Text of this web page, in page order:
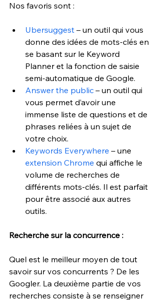
Nos favoris sont :
Ubersuggest – un outil qui vous
donne des idées de mots-clés en
se basant sur le Keyword
Planner et la fonction de saisie
semi-automatique de Google.
Answer the public – un outil qui
vous permet d’avoir une
immense liste de questions et de
phrases reliées à un sujet de
votre choix.
Keywords Everywhere – une
extension Chrome qui affiche le
volume de recherches de
différents mots-clés. Il est parfait
pour être associé aux autres
outils.
Recherche sur la concurrence :
Quel est le meilleur moyen de tout
savoir sur vos concurrents ? De les
Googler. La deuxième partie de vos
recherches consiste à se renseigner